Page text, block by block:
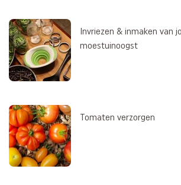
Invriezen & inmaken van
moestuinoogst
Tomaten verzorgen